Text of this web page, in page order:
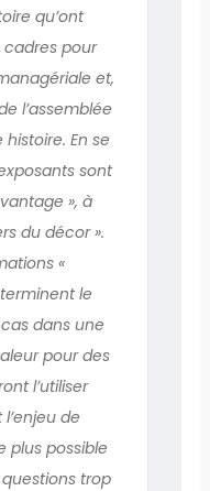
qu’ont
pour
et,
l’assemblée
En se
sont
», à
du décor ».
«
le
dans une
pour des
l’utiliser
de
plus possible
trop